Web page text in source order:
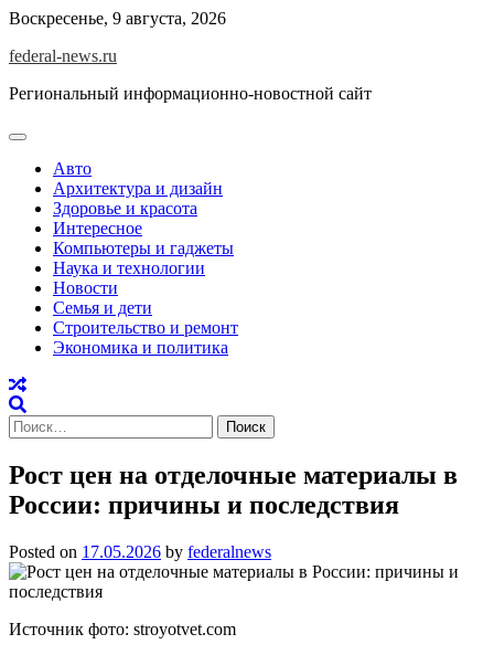
Skip
content
Воскресенье, 9 августа, 2026
federal-news.ru
Региональный информационно-новостной сайт
Авто
Архитектура и дизайн
Здоровье и красота
Интересное
Компьютеры и гаджеты
Наука и технологии
Новости
Семья и дети
Строительство и ремонт
Экономика и политика
Найти:
Рост цен на отделочные материалы в
России: причины и последствия
Posted on 17.05.2026 by federalnews
Источник фото: stroyotvet.com